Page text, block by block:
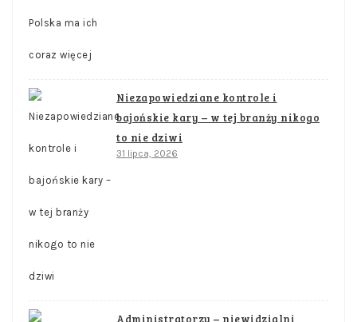
Niezapowiedziane kontrole i
bajońskie kary – w tej branży nikogo
to nie dziwi
31 lipca, 2026
Administratorzy – niewidzialni